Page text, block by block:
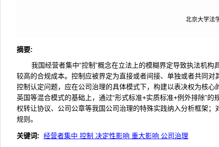
北京大学法
摘要:
我国经营者集中“控制”概念在立法上的模糊界定导致执法机
较高的合规成本。控制应被界定为直接或者间接、单独或者共同
控制认定问题，应在公司治理的具体模式下，构建以表决权为核
英国等混合模式的基础上，通过“形式标准+实质标准+例外排除”
权转让协议、公司公章等我国公司治理的特殊实践纳入分析框架
规则。
关键词: 经营者集中 控制 决定性影响 重大影响 公司治理